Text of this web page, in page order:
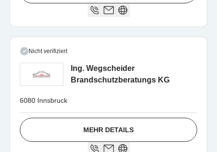
Nicht verifiziert
Ing. Wegscheider
Brandschutzberatungs KG
6080 Innsbruck
MEHR DETAILS